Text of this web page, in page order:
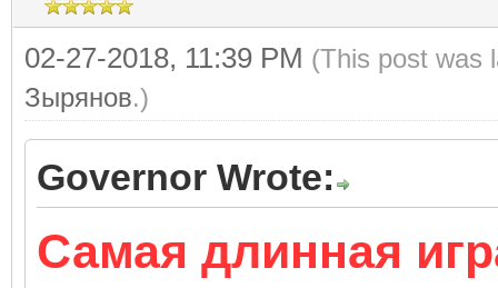
02-27-2018, 11:39 PM (This post was
Зырянов.)
Governor Wrote:
Самая длинная